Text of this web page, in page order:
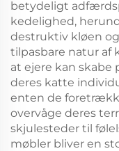
betydeligt
kedelighed,
destruktiv kløen
tilpasbare natur
at ejere kan skabe
deres katte
enten de
overvåge deres
skjulesteder til
møbler bliver en